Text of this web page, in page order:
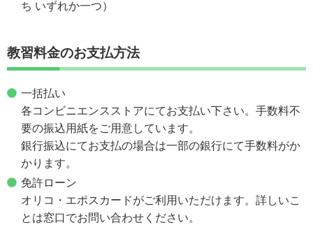
ち いずれか一つ）
教習料金のお支払方法
一括払い
各コンビニエンスストアにてお支払い下さい。手数料不
要の振込用紙をご用意しています。
銀行振込にてお支払の場合は一部の銀行にて手数料がか
かります。
免許ローン
オリコ・エポスカードがご利用いただけます。詳しいこ
とは窓口でお問い合わせください。